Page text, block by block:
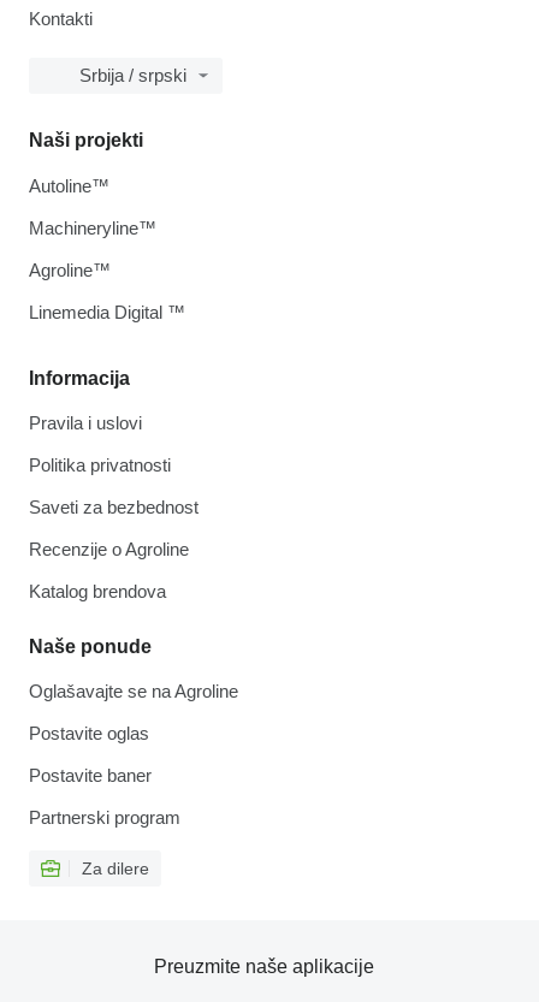
Kontakti
Srbija / srpski
Informacija
Pravila i uslovi
Politika privatnosti
Saveti za bezbednost
Recenzije o Agroline
Katalog brendova
Naše ponude
Oglašavajte se na Agroline
Postavite oglas
Postavite baner
Partnerski program
Za dilere
Naši projekti
Autoline™
Machineryline™
Agroline™
Linemedia Digital ™
Preuzmite naše aplikacije